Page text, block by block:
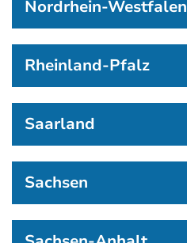
Nordrhein-Westfalen
Rheinland-Pfalz
Saarland
Sachsen